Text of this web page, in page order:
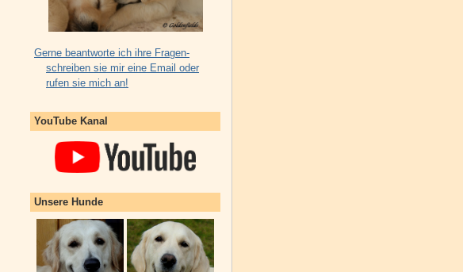
Gerne beantworte ich ihre Fragen-
schreiben sie mir eine Email oder
rufen sie mich an!
YouTube Kanal
Unsere Hunde